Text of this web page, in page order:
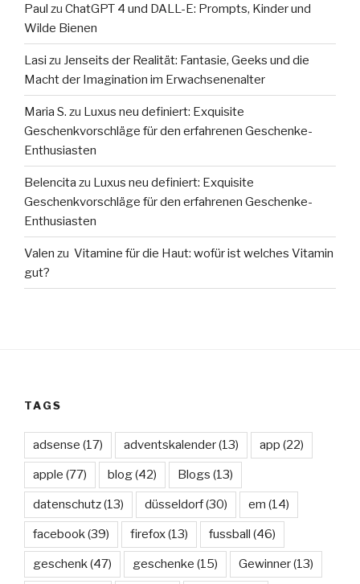
Paul zu ChatGPT 4 und DALL-E: Prompts, Kinder und
Wilde Bienen
Lasi zu Jenseits der Realität: Fantasie, Geeks und die
Macht der Imagination im Erwachsenenalter
Maria S. zu Luxus neu definiert: Exquisite
Geschenkvorschläge für den erfahrenen Geschenke-
Enthusiasten
Belencita zu Luxus neu definiert: Exquisite
Geschenkvorschläge für den erfahrenen Geschenke-
Enthusiasten
Valen zu Vitamine für die Haut: wofür ist welches Vitamin
gut?
TAGS
adsense (17) adventskalender(13) app (22)
apple (77) blog(42) Blogs (13)
datenschutz(13) düsseldorf(30) em (14)
facebook(39) firefox(13) fussball (46)
geschenk(47) geschenke (15) Gewinner(13)